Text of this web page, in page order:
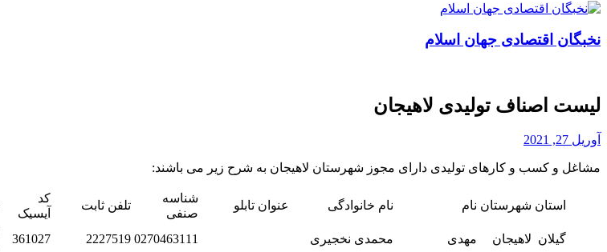
نخبگان اقتصادی جهان اسلام
لیست اصناف تولیدی لاهیجان
آوریل 27, 2021
مشاغل و کسب و کارهای تولیدی دارای مجوز شهرستان لاهیجان به شرح زیر می باشند:
استان شهرستان نام نام خانوادگی عنوان تابلو
شناسه
صنفی
تلفن ثابت
کد
آیسیک
گیلان لاهیجان مهدی محمدی نخجیری 0270463111
2227519
361027